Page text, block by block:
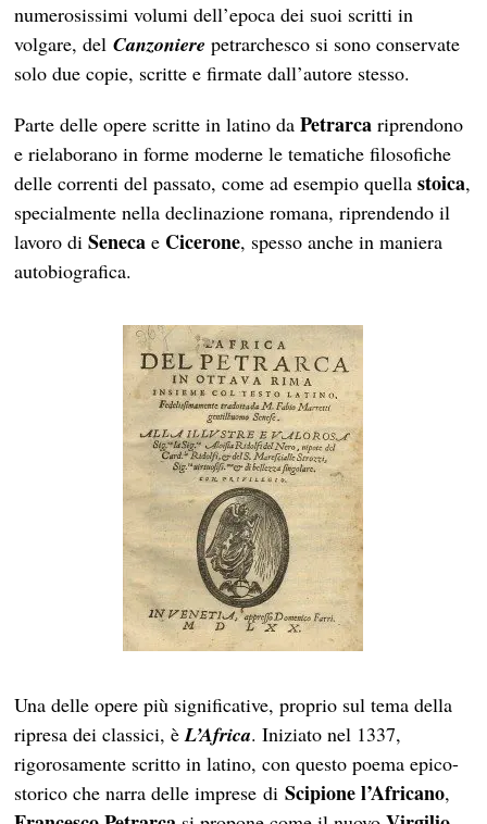
numerosissimi volumi dell’epoca dei suoi scritti in
volgare, del Canzonierepetrarchesco si sono conservate
solo due copie, scritte e firmate dall’autore stesso.
Parte delle opere scritte in latino daPetrarca riprendono
e rielaborano in forme moderne le tematiche filosofiche
delle correnti del passato, come ad esempio quella stoica,
specialmente nella declinazione romana, riprendendo il
lavoro diSenecae Cicerone, spesso anche in maniera
autobiografica.
Una delle opere più significative, proprio sul tema della
ripresa dei classici, èL’Africa. Iniziato nel 1337,
rigorosamente scritto in latino, con questo poema epico-
storico che narra delle imprese diScipione l’Africano,